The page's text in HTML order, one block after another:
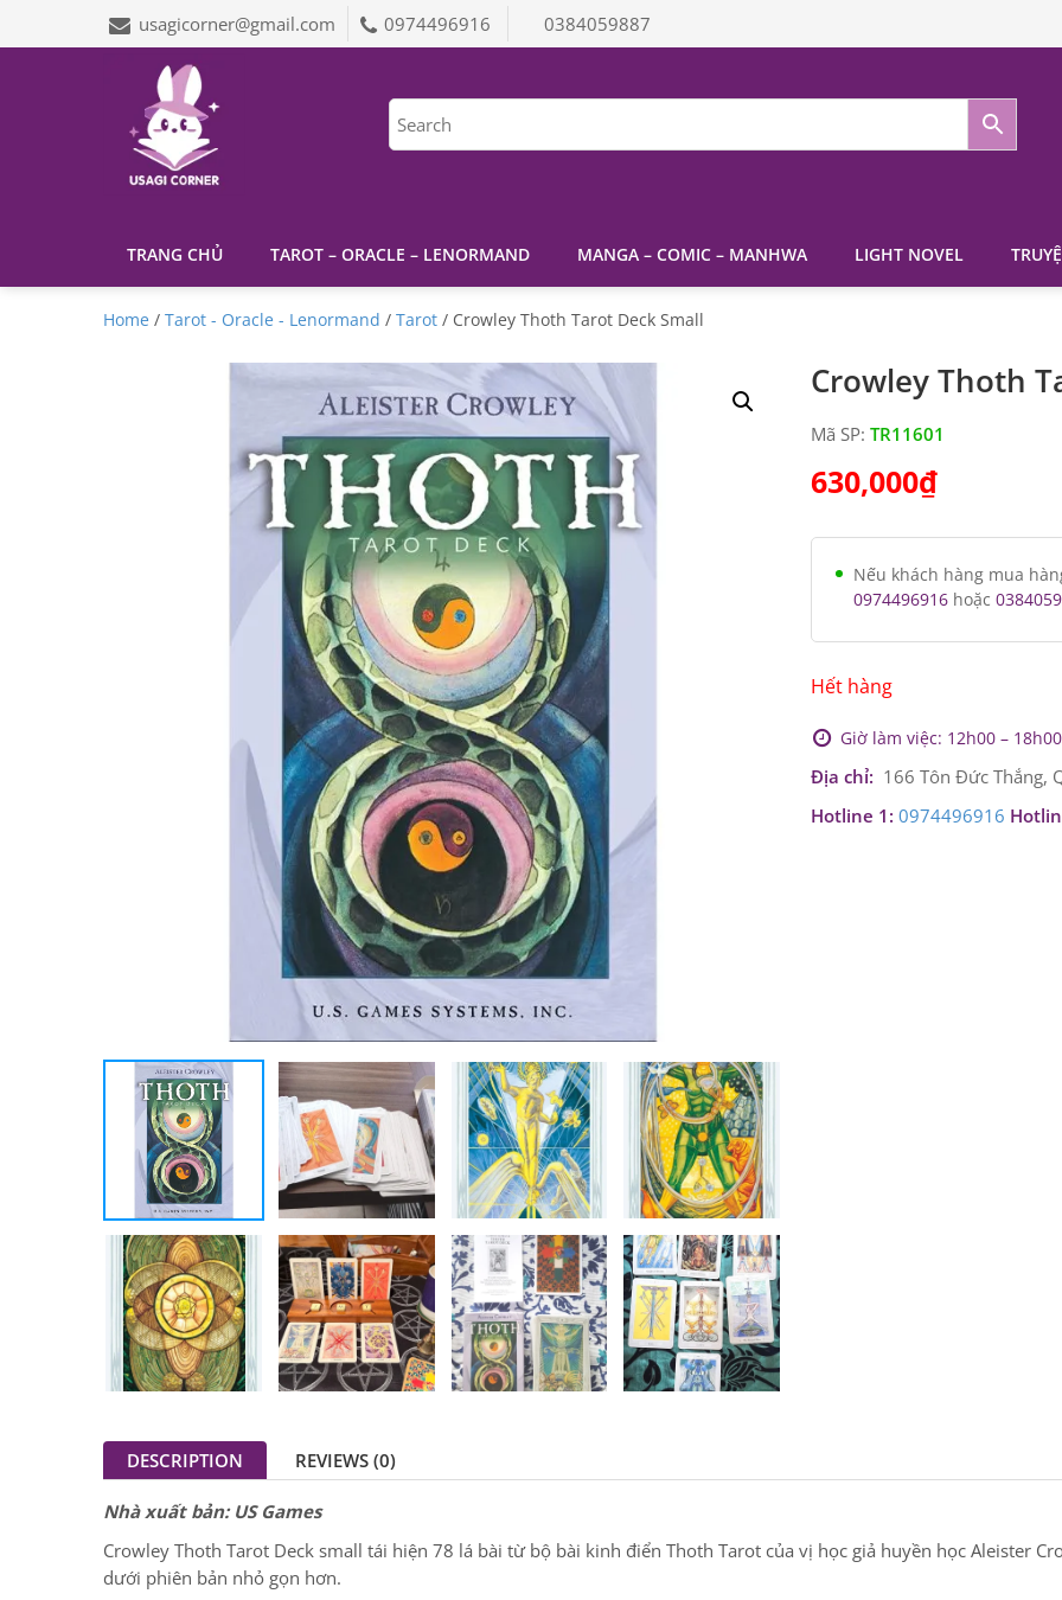
usagicorner@gmail.com 0974496916 0384059887
TRANG CHỦ TAROT – ORACLE – LENORMAND MANGA – COMIC – MANHWA LIGHT NOVEL
Home / Tarot - Oracle - Lenormand / Tarot / Crowley Thoth Tarot Deck Small
Crowley Thoth
Mã SP: TR11601
630,000₫
Nếu khách hàng mua
0974496916hoặc
Hết hàng
Giờ làm việc: 12h00 –
Địa chỉ: 166 Tôn Đức Thắng,
Hotline 1: 0974496916
DESCRIPTION REVIEWS (0)
Nhà xuất bản: US Games
Crowley Thoth Tarot Deck small tái hiện 78 lá bài từ bộ bài kinh điển Thoth Tarot của vị học giả huyền học Aleister
dưới phiên bản nhỏ gọn hơn.